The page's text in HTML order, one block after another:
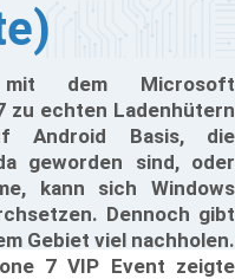
dem Microsoft
zu echten Ladenhütern
Android Basis, die
geworden sind, oder
kann sich Windows
Dennoch gibt
Gebiet viel nachholen.
7 VIP Event zeigte